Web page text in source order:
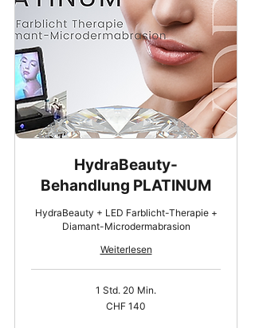
HydraBeauty-
Behandlung PLATINUM
HydraBeauty + LED Farblicht-Therapie +
Diamant-Microdermabrasion
Weiterlesen
1 Std. 20 Min.
CHF 140